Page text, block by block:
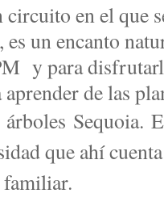
circuito en el que
un encanto
y para
de las
Sequoia.
que ahí